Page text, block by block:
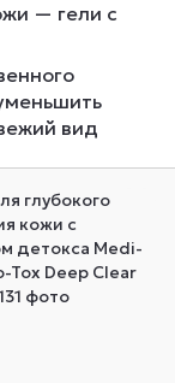
— гели с
вид